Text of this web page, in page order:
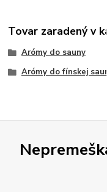
Tovar zaradený v
Arómy do sauny
Arómy do fínskej